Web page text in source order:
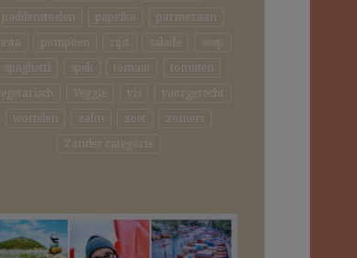
paddenstoelen
paprika
parmezaan
pompoen rijst salade
soep
spaghetti
spek tomaat
tomaten
Veggie vis
voorgerecht
wortelen
zalm zoet
zomers
Zonder categorie